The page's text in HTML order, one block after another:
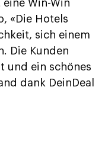
Win-Win
«Die Hotels
sich einem
Die Kunden
und ein schönes
dank DeinDeal